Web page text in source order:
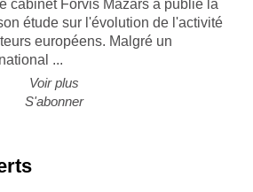
cabinet Forvis Mazars a publié la
étude sur l'évolution de l'activité
européens. Malgré un
Voir plus